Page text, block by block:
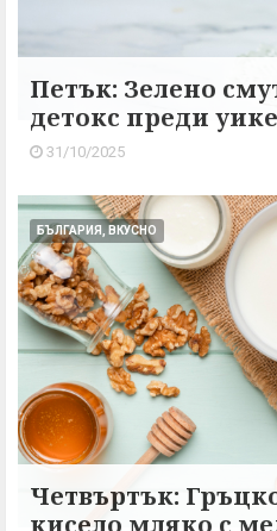
Петък: Зелено
детокс преди
31/10/2025
БЪЛГАРИЯ, ВКУСНО
Четвъртък:
кисело мляко с